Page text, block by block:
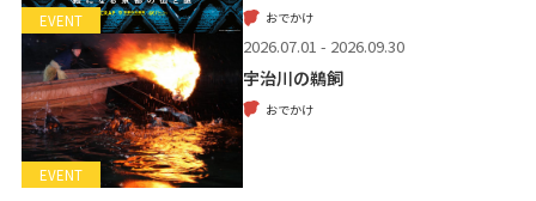
EVENT おでかけ
EVENT
2026.07.01 - 2026.09.30
宇治川の鵜飼
おでかけ